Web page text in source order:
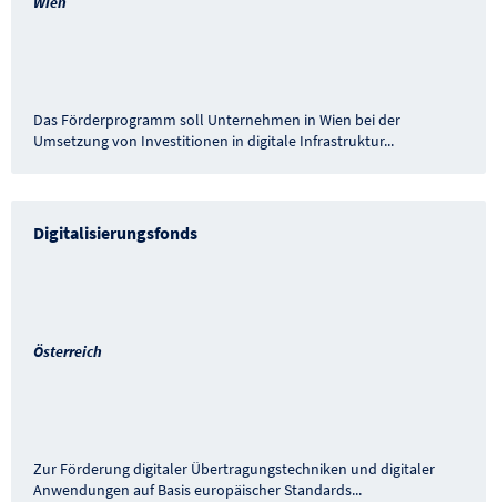
Das Förderprogramm soll Unternehmen in Wien bei der
Umsetzung von Investitionen in digitale Infrastruktur...
Digitalisierungsfonds
Österreich
Zur Förderung digitaler Übertragungstechniken und digitaler
Anwendungen auf Basis europäischer Standards...